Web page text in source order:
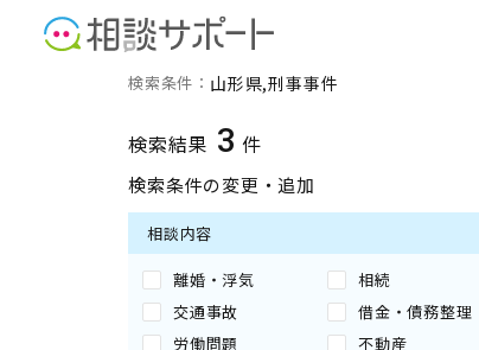
山形県の刑事事件に強
検索条件： 山形県 刑事事件
検索結果 3 件
検索条件の変更・追加
相談内容
離婚・浮気
相続
交通事故
借金・債務整理
労働問題
不動産